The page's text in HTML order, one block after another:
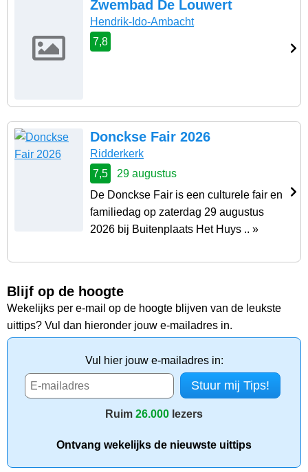
Zwembad De Louwert
Hendrik-Ido-Ambacht
7,8
Donckse Fair 2026
Ridderkerk
7,5
29 augustus
De Donckse Fair is een culturele fair en
familiedag op zaterdag 29 augustus
2026 bij Buitenplaats Het Huys .. »
Blijf op de hoogte
Wekelijks per e-mail op de hoogte blijven van de leukste
uittips? Vul dan hieronder jouw e-mailadres in.
Vul hier jouw e-mailadres in:
Ruim 26.000 lezers
Ontvang wekelijks de nieuwste uittips